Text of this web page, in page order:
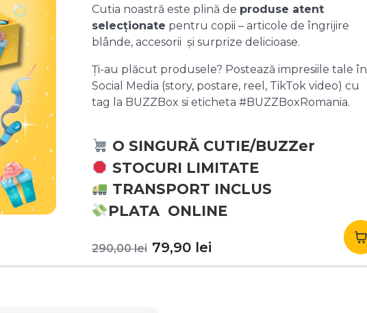
Cutia noastră este plină de produse atent
selecționate pentru copii – articole de îngrijire
blânde, accesorii și surprize delicioase.
Ți-au plăcut produsele? Postează impresiile tale în
Social Media (story, postare, reel, TikTok video) cu
tag la BUZZBox si eticheta #BUZZBoxRomania.
O SINGURĂ CUTIE/BUZZer
STOCURI LIMITATE
TRANSPORT INCLUS
PLATA ONLINE
290,00lei Prețul
inițial
79,90 leiPrețul
curent